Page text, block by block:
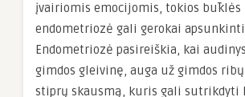
įvairiomis emocijomis, tokios būklės
endometriozė gali gerokai
Endometriozė pasireiškia, kai
gimdos gleivinę, auga už gimdos
stiprų skausmą, kuris gali sutrikdyti